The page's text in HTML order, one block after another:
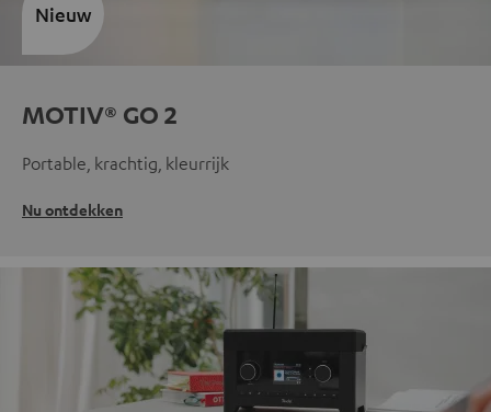
MOTIV® GO 2
Portable, krachtig, kleurrijk
Nu ontdekken
Nieuw